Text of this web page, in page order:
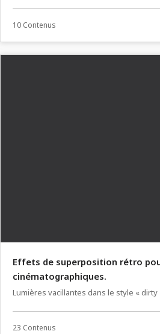
10 Contenus
Effets de superposition rétro
cinématographiques.
Lumières vacillantes dans le style « dirty
23 Contenus